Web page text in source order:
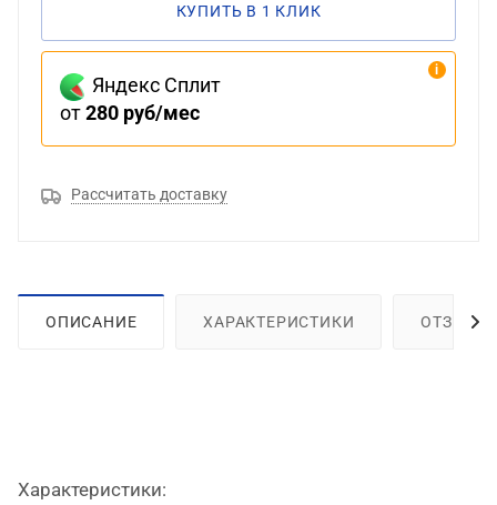
КУПИТЬ В 1 КЛИК
Яндекс Сплит
от280 руб/мес
Рассчитать доставку
ОПИСАНИЕ ХАРАКТЕРИСТИКИ ОТЗЫВЫ
Характеристики: